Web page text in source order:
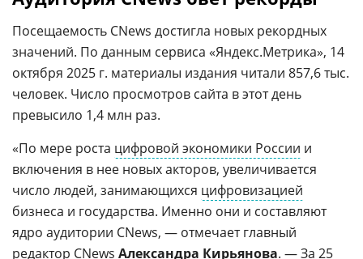
Посещаемость CNews достигла новых рекордных
значений. По данным сервиса «Яндекс.Метрика», 14
октября 2025 г. материалы издания читали 857,6 тыс.
человек. Число просмотров сайта в этот день
превысило 1,4 млн раз.
«По мере роста цифровой экономики России и
включения в нее новых акторов, увеличивается
число людей, занимающихся цифровизацией
бизнеса и государства. Именно они и составляют
ядро аудитории CNews, — отмечает главный
редактор CNews Александра Кирьянова. — За 25